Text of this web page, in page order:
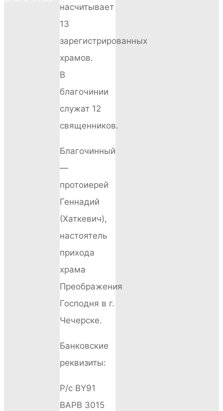
насчитывает
13
зарегистрированных
храмов.
В
благочинии
служат 12
священников.
Благочинный
—
протоиерей
Геннадий
(Хаткевич),
настоятель
прихода
храма
Преображения
Господня в г.
Чечерске.
Банковские
реквизиты:
Р/с BY91
BAPB 3015